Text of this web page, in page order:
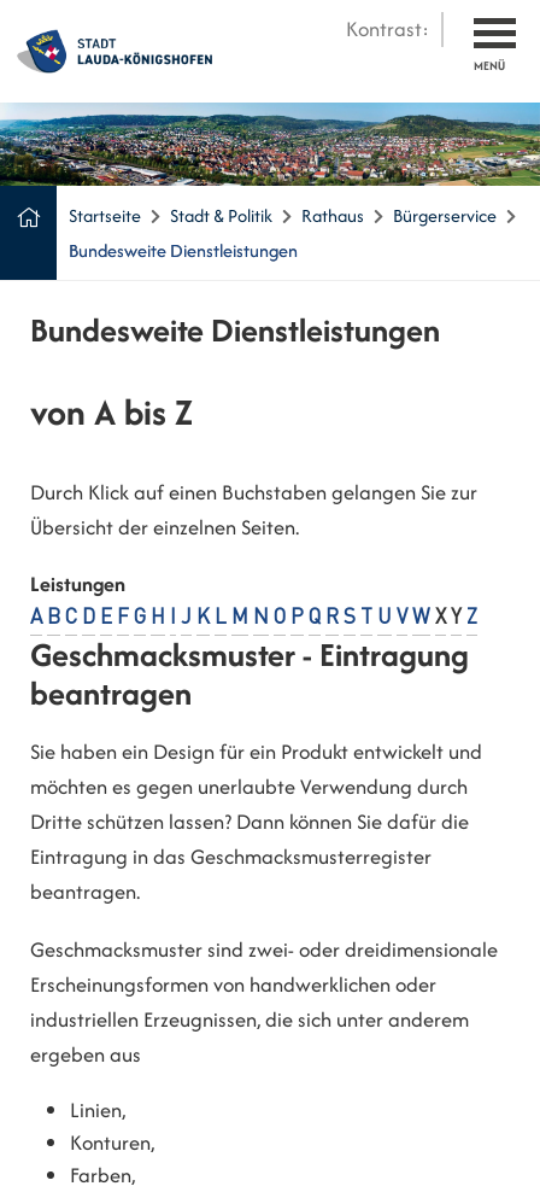
Kontrast:
MENÜ
Startseite Stadt & Politik Rathaus
Bürgerservice
Bundesweite Dienstleistungen
Bundesweite Dienstleistungen
von A bis Z
Durch Klick auf einen Buchstaben gelangen Sie zur
Übersicht der einzelnen Seiten.
Leistungen
A B C D E F G H J K L M N O P Q R S U V W X Y Z
Geschmacksmuster - Eintragung
beantragen
Sie haben ein Design für ein Produkt entwickelt und
möchten es gegen unerlaubte Verwendung durch
Dritte schützen lassen? Dann können Sie dafür die
Eintragung in das Geschmacksmusterregister
beantragen.
Geschmacksmuster sind zwei- oder dreidimensionale
Erscheinungsformen von handwerklichen oder
industriellen Erzeugnissen, die sich unter anderem
ergeben aus
Linien,
Konturen,
Farben,